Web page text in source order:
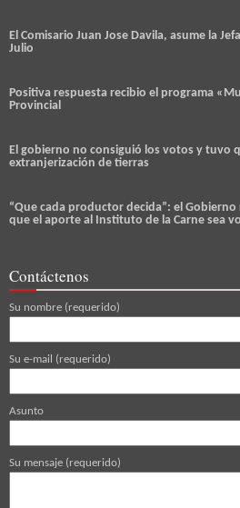
El Comisario Juan Jose Davila, asume la
Julio
Positiva respuesta recibio el programa
Provincial
El gobierno no consiguió los votos y tuvo
extranjerización de tierras
“Que cada productor decida”: el
que el aporte al Instituto de la Carne sea
Contáctenos
Su nombre (requerido)
Su e-mail (requerido)
Asunto
Su mensaje (requerido)